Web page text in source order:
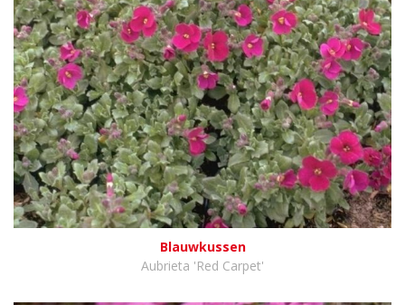
Blauwkussen
Aubrieta 'Red Carpet'